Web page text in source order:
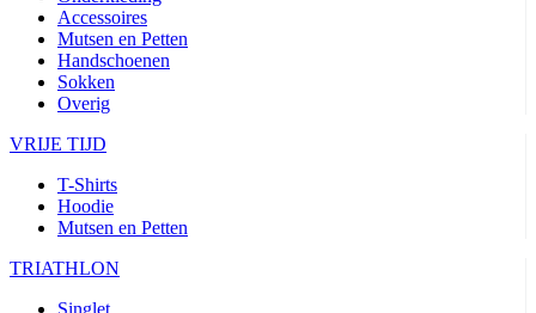
Accessoires
Mutsen en Petten
Handschoenen
Sokken
Overig
VRIJE TIJD
T-Shirts
Hoodie
Mutsen en Petten
TRIATHLON
Singlet